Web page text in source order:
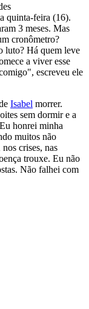
quinta-feira (16).
3 meses. Mas
cronômetro?
luto? Há quem leve
a viver esse
escreveu ele
Isabel morrer.
sem dormir e a
honrei minha
muitos não
crises, nas
trouxe. Eu não
Não falhei com